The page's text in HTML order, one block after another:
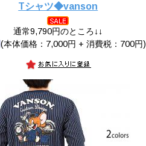
Tシャツ◆vanson
通常9,790円のところ↓↓
(本体価格：7,000円 + 消費税：700円)